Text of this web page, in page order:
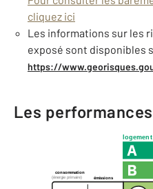
cliquez ici
Les informations sur les
exposé sont disponibles
https://
Les
consommation
émissions
(énergie primaire)